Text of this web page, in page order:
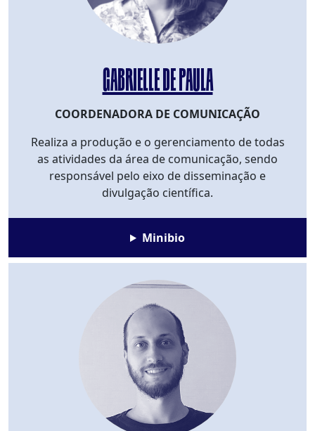
GABRIELLE DE PAULA
COORDENADORA DE COMUNICAÇÃO
Realiza a produção e o gerenciamento de todas
as atividades da área de comunicação, sendo
responsável pelo eixo de disseminação e
divulgação científica.
Minibio